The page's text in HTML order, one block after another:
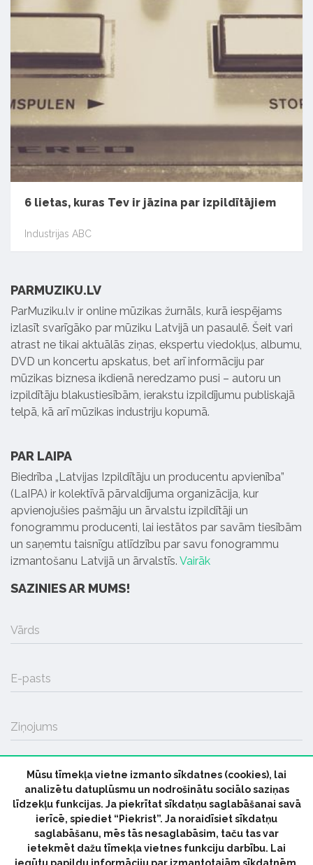
6 lietas, kuras Tev ir jāzina par izpildītājiem
Industrijas ABC
PARMUZIKU.LV
ParMuziku.lv ir online mūzikas žurnāls, kurā iespējams
izlasīt svarīgāko par mūziku Latvijā un pasaulē. Šeit vari
atrast ne tikai aktuālās ziņas, ekspertu viedokļus, albumu,
DVD un koncertu apskatus, bet arī informāciju par
mūzikas biznesa ikdienā neredzamo pusi – autoru un
izpildītāju blakustiesībām, ierakstu izpildījumu publiskajā
telpā, kā arī mūzikas industriju kopumā.
PAR LAIPA
Biedrība „Latvijas Izpildītāju un producentu apvienība”
(LaIPA) ir kolektīvā pārvaldījuma organizācija, kur
apvienojušies pašmāju un ārvalstu izpildītāji un
fonogrammu producenti, lai iestātos par savām tiesībām
un saņemtu taisnīgu atlīdzību par savu fonogrammu
izmantošanu Latvijā un ārvalstīs. Vairāk
SAZINIES AR MUMS!
Vārds
E-pasts
Ziņojums
SŪTĪT
Mūsu tīmekļa vietne izmanto sīkdatnes (cookies), lai
analizētu datuplūsmu un nodrošinātu sociālo saziņas
līdzekļu funkcijas. Ja piekrītat sīkdatņu saglabāšanai savā
ierīcē, spiediet “Piekrist”. Ja noraidīsiet sīkdatņu
saglabāšanu, mēs tās nesaglabāsim, taču tas var
ietekmēt dažu tīmekļa vietnes funkciju darbību. Lai